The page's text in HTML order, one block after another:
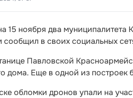
15 ноября два
сообщил в своих социальных
Павловской
дома. Еще в одной из построек
обломки дронов упали на